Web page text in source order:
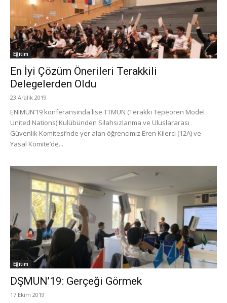
Eğitim
En İyi Çözüm Önerileri Terakkili
Delegelerden Oldu
23 Aralık 2019
ENIMUN’19 konferansında lise TTMUN (Terakki Tepeören Model
United Nations) Kulübünden Silahsızlanma ve Uluslararası
Güvenlik Komitesi’nde yer alan öğrencimiz Eren Kilerci (12A) ve
Yasal Komite’de...
Eğitim
DŞMUN’19: Gerçeği Görmek
17 Ekim 2019